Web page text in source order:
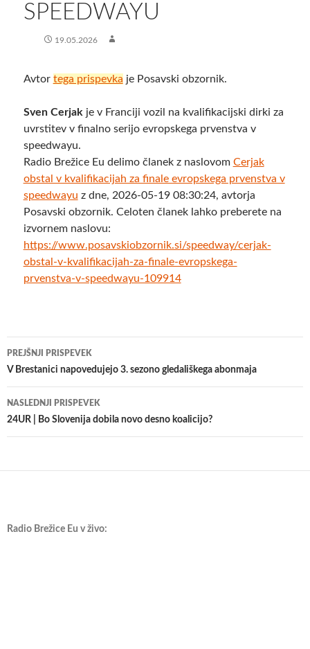
SPEEDWAYU
19.05.2026
Avtor tega prispevka je Posavski obzornik.
Sven Cerjak je v Franciji vozil na kvalifikacijski dirki za
uvrstitev v finalno serijo evropskega prvenstva v
speedwayu.
Radio Brežice Eu delimo članek z naslovom Cerjak
obstal v kvalifikacijah za finale evropskega prvenstva v
speedwayu z dne, 2026-05-19 08:30:24, avtorja
Posavski obzornik. Celoten članek lahko preberete na
izvornem naslovu:
https://www.posavskiobzornik.si/speedway/cerjak-
obstal-v-kvalifikacijah-za-finale-evropskega-
prvenstva-v-speedwayu-109914
Krmarjenje
po
prispevkih
PREJŠNJI PRISPEVEK
V Brestanici napovedujejo 3. sezono gledališkega abonmaja
NASLEDNJI PRISPEVEK
24UR | Bo Slovenija dobila novo desno koalicijo?
Radio Brežice Eu v živo: